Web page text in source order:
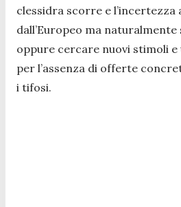
clessidra scorre e
dall’Europeo ma
oppure cercare nuovi stimoli e
per l’assenza di offerte
i tifosi.